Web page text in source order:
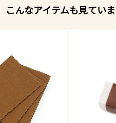
こんなアイテムも見てい